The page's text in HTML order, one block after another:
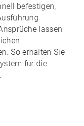
befestigen,
lassen
So erhalten Sie
für die